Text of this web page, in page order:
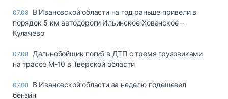
07.08 В Ивановской области на год раньше привели в
порядок 5 км автодороги Ильинское-Хованское –
Кулачево
07.08 Дальнобойщик погиб в ДТП с тремя грузовиками
на трассе М-10 в Тверской области
07.08 В Ивановской области за неделю подешевел
бензин